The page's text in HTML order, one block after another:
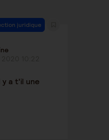
juridique
a t'il une